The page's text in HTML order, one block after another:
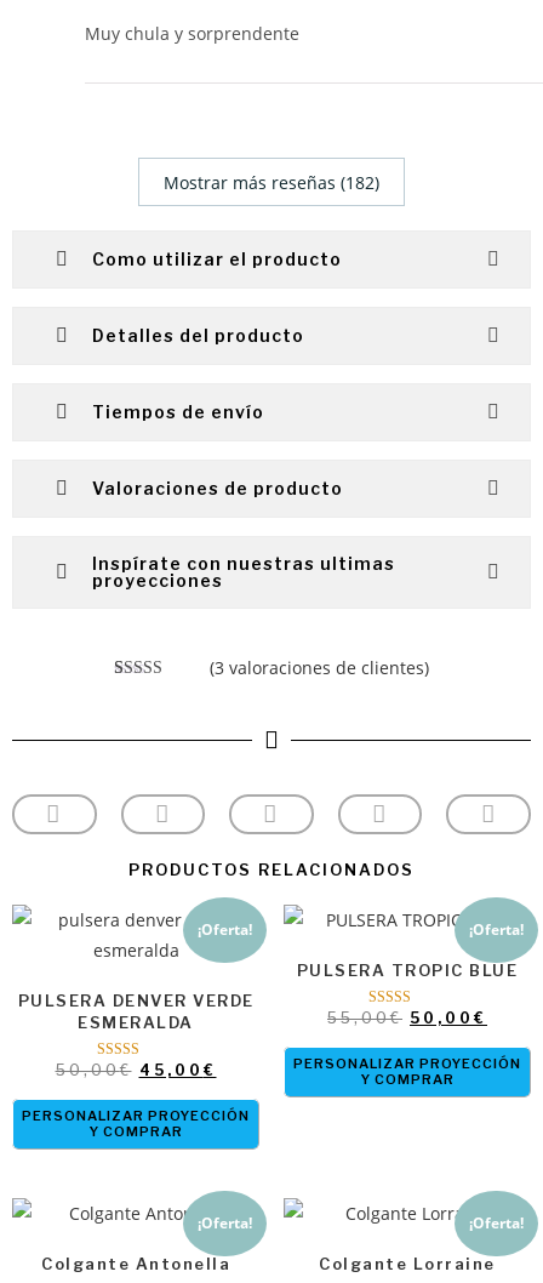
Muy chula y sorprendente
Mostrar más reseñas (182)
Como utilizar el producto
Detalles del producto
Tiempos de envío
Valoraciones de producto
Inspírate con nuestras ultimas
proyecciones
base a
clientes
(3 valoraciones de clientes)
PRODUCTOS RELACIONADOS
¡Oferta!
PULSERA DENVER VERDE
ESMERALDA
Valorado con
de 5
50,00€ 45,00 €
PERSONALIZAR PROYECCIÓN
Y COMPRAR
¡Oferta!
PULSERA TROPIC BLUE
Valorado con
de 5
55,00€ 50,00 €
PERSONALIZAR PROYECCIÓN
Y COMPRAR
¡Oferta!
Colgante Antonella
¡Oferta!
Colgante Lorraine